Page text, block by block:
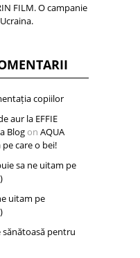
FILM. O campanie
copiilor
aur la EFFIE
Blogon AQUA
care o bei!
sa ne uitam pe
uitam pe
pentru